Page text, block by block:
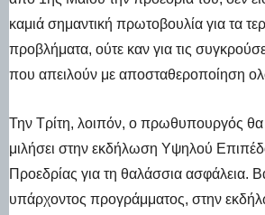
καμιά σημαντική πρωτοβουλία για τα
προβλήματα, ούτε καν για τις
που απειλούν με αποσταθεροποίηση
Την Τρίτη, λοιπόν, ο πρωθυπουργός θα
μιλήσει στην εκδήλωση Υψηλού
Προεδρίας για τη θαλάσσια ασφάλεια.
υπάρχοντος προγράμματος, στην